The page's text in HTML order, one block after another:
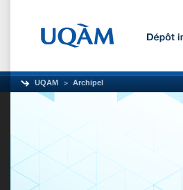
UQAM Archipel